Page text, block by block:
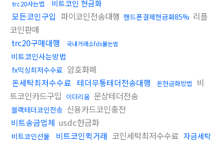
trc20사는법 비트코인 현금화
모든코인구입 파이코인전송대행 핸드폰결제현금화85% 리플
코인판매
trc20구매대행
국내거래소fds뚫는법
비트코인사는방법
fx믹싱최저수수료 암호화폐
돈세탁최저수수료 테더무통테더전송대행 돈현금화방법
비
트코인카드구입
이더리움 문상테더전송
블랙테더코인전송 신용카드코인충전
비트송금업체 usdc현금화
비트코인선물 비트코인퀵거래 코인세탁최저수수료 자금세탁